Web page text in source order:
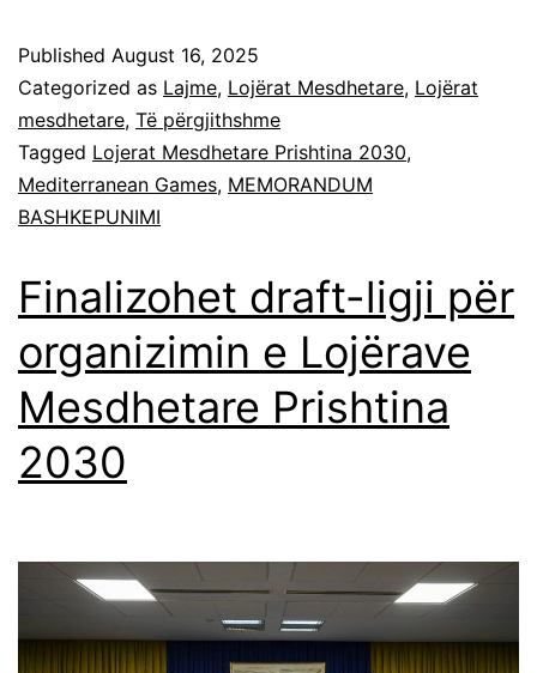
Published August 16, 2025
Categorized as Lajme, Lojërat Mesdhetare, Lojërat
mesdhetare, Të përgjithshme
Tagged Lojerat Mesdhetare Prishtina 2030,
Mediterranean Games, MEMORANDUM
BASHKEPUNIMI
Finalizohet draft-ligji për
organizimin e Lojërave
Mesdhetare Prishtina
2030